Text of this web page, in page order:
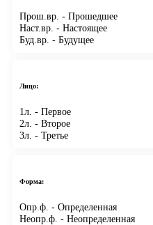
Прош.вр. - Прошедшее
Наст.вр. - Настоящее
Буд.вр. - Будущее
Лицо:
1л. - Первое
2л. - Второе
3л. - Третье
Форма:
Опр.ф. - Определенная
Неопр.ф. - Неопределенная